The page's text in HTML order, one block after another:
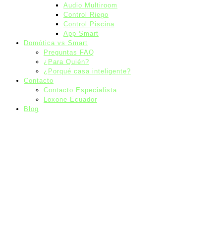
Audio Multiroom
Control Riego
Control Piscina
App Smart
Domótica vs Smart
Preguntas FAQ
¿Para Quién?
¿Porqué casa inteligente?
Contacto
Contacto Especialista
Loxone Ecuador
Blog